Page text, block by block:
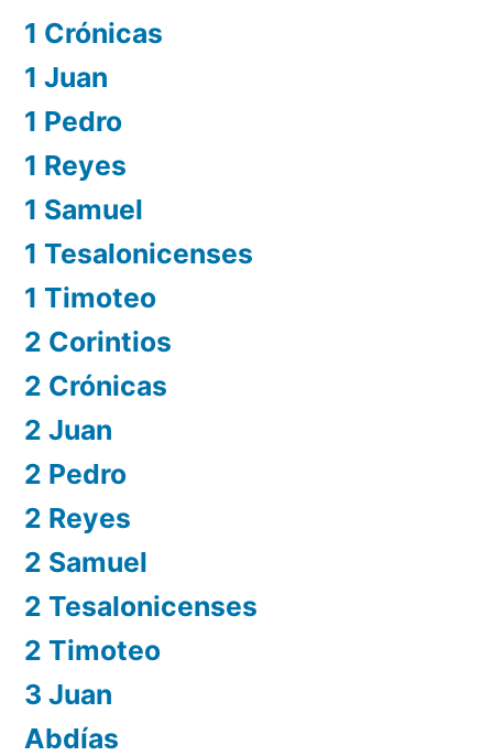
1 Crónicas
1 Juan
1 Pedro
1 Reyes
1 Samuel
1 Tesalonicenses
1 Timoteo
2 Corintios
2 Crónicas
2 Juan
2 Pedro
2 Reyes
2 Samuel
2 Tesalonicenses
2 Timoteo
3 Juan
Abdías